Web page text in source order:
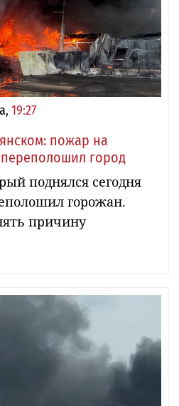
19:27
пожар на
город
поднялся сегодня
горожан.
причину